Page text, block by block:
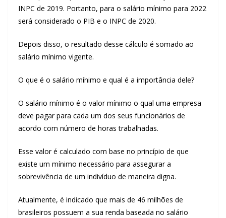
INPC de 2019. Portanto, para o salário mínimo para 2022
será considerado o PIB e o INPC de 2020.
Depois disso, o resultado desse cálculo é somado ao
salário mínimo vigente.
O que é o salário mínimo e qual é a importância dele?
O salário mínimo é o valor mínimo o qual uma empresa
deve pagar para cada um dos seus funcionários de
acordo com número de horas trabalhadas.
Esse valor é calculado com base no princípio de que
existe um mínimo necessário para assegurar a
sobrevivência de um indivíduo de maneira digna.
Atualmente, é indicado que mais de 46 milhões de
brasileiros possuem a sua renda baseada no salário